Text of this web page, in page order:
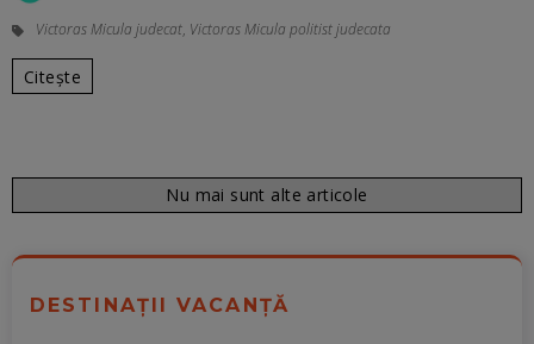
Victoras Micula judecat, Victoras Micula politist judecata
Citește
Nu mai sunt alte articole
DESTINAȚII VACANȚĂ